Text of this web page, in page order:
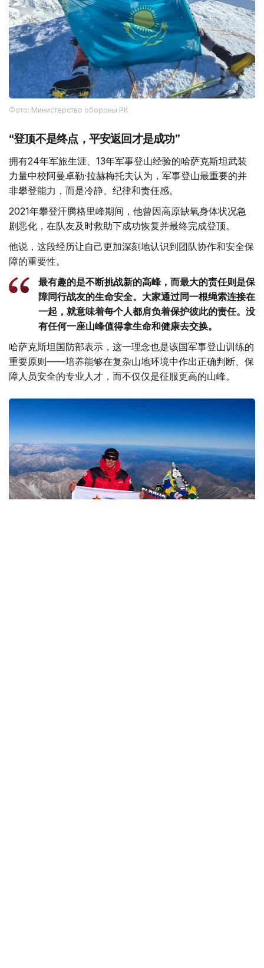
Фото: Министерство обороны РК
“登顶不是终点，平安返回才是成功”
拥有24年军旅生涯、13年军事登山经验的哈萨克斯坦武装
力量中校阿曼卓勒·拉赫梅托夫认为，军事登山最重要的并
非攀登能力，而是冷静、纪律和责任感。
2021年攀登汗腾格里峰期间，他曾因高原缺氧身体状况急
剧恶化，在队友及时救助下成功恢复并最终完成登顶。
他说，这段经历让自己更加深刻地认识到团队协作和安全保
障的重要性。
最有趣的是不断挑战新的高峰，而最大的责任则是保
障同行战友的生命安全。大家通过同一根绳索连接在
一起，就意味着每个人都肩负着保护彼此的责任。没
有任何一座山峰值得拿生命和健康去交换。
哈萨克斯坦国防部表示，这一理念也是该国军事登山训练的
重要原则——培养能够在复杂山地环境中作出正确判断、保
障人员安全的专业人才，而不仅仅是征服更高的山峰。